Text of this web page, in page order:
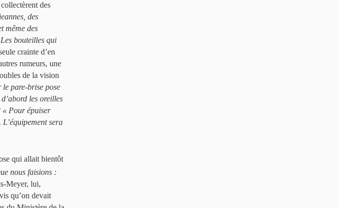
des
des
même des
bouteilles qui
crainte d’en
rumeurs, une
de la vision
le pare-brise pose
les oreilles
« Pour épuiser
sera
qui allait bientôt
nous faisions :
Meyer, lui,
qu’on devait